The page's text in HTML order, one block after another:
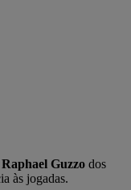
Raphael Guzzo dos
às jogadas.